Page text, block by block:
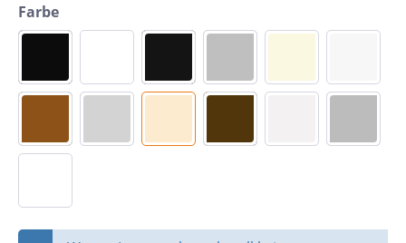
Farbe